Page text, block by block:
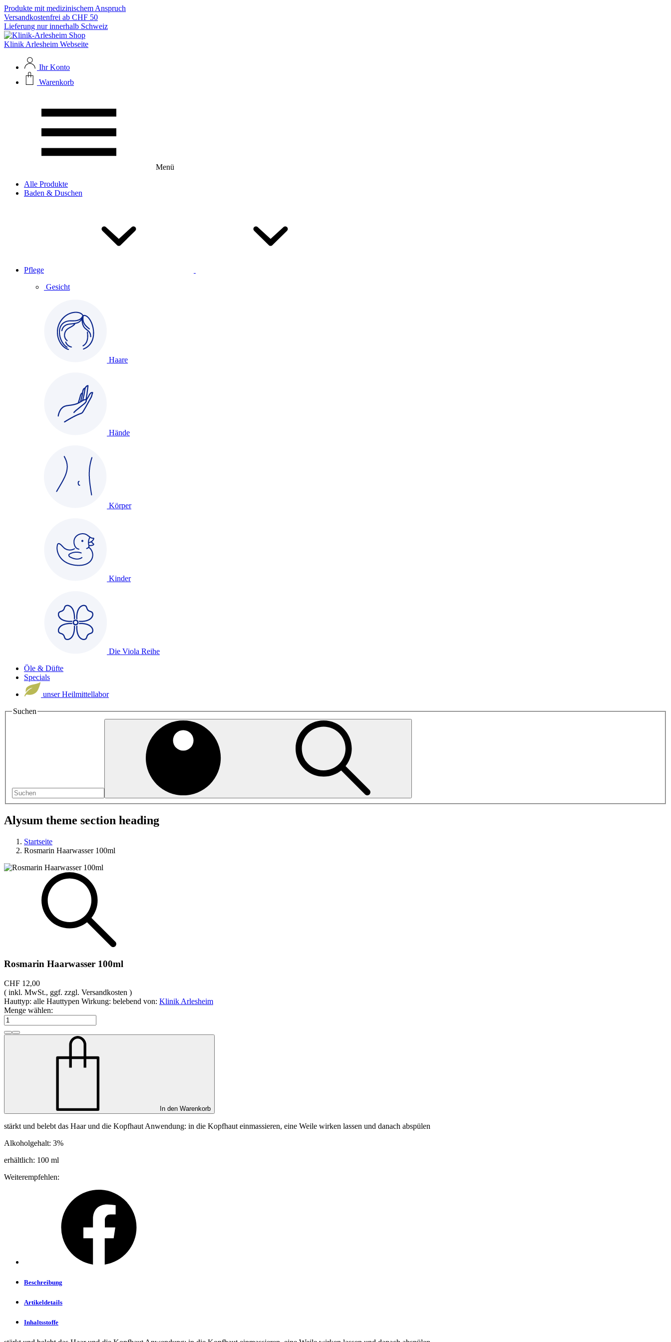
Produkte mit medizinischem Anspruch
Versandkostenfrei ab CHF 50
Lieferung nur innerhalb Schweiz
Klinik Arlesheim Webseite
Ihr Konto
Warenkorb
Menü
Alle Produkte
Baden & Duschen
Pflege
Gesicht
Haare
Hände
Körper
Kinder
Die Viola Reihe
Öle & Düfte
Specials
unser Heilmittellabor
Suchen
Alysum theme section heading
Startseite
Rosmarin Haarwasser 100ml
Rosmarin Haarwasser 100ml
CHF 12,00
( inkl. MwSt., ggf. zzgl. Versandkosten )
Hauttyp: alle Hauttypen Wirkung: belebend von: Klinik Arlesheim
Menge wählen:
In den Warenkorb
stärkt und belebt das Haar und die Kopfhaut Anwendung: in die Kopfhaut einmassieren, eine Weile wirken lassen und danach abspülen
Alkoholgehalt: 3%
erhältlich: 100 ml
Weiterempfehlen:
Beschreibung
Artikeldetails
Inhaltsstoffe